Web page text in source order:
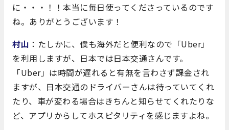
に・・・！！本当に毎日使ってくださっているのです
ね。ありがとうございます！
村山 ：たしかに、僕も海外だと便利なので「Uber」
を利用しますが、日本では日本交通さんです。
「Uber」は時間が遅れると有無を言わさず課金され
ますが、日本交通のドライバーさんは待っていてくれ
たり、車が変わる場合はきちんと知らせてくれたりな
ど、アプリからしてホスピタリティを感じますよね。